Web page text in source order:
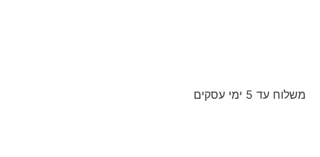
משלוח עד 5 ימי עסקים